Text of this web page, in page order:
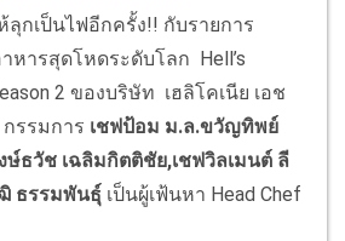
ลุกเป็นไฟอีกครั้ง!! กับรายการ
หารสุดโหดระดับโลก Hell’s
2 ของบริษัท เฮลิโคเนีย เอช
รรมการ เชฟป้อม ม.ล.ขวัญทิพย์
ษ์ธวัช เฉลิมกิตติชัย,เชฟวิลเมนต์ ลี
ธรรมพันธุ์ เป็นผู้เฟ้นหา Head Chef